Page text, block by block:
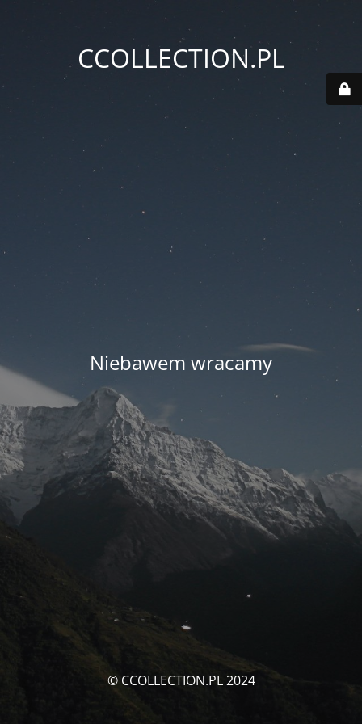
CCOLLECTION.PL
Niebawem wracamy
© CCOLLECTION.PL 2024